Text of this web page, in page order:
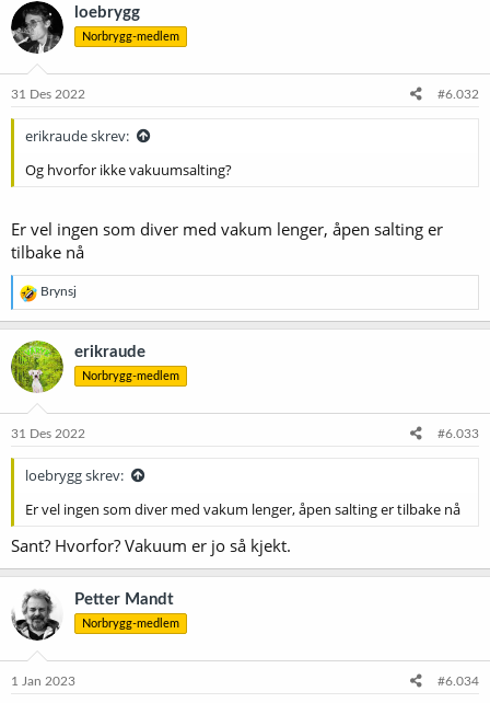
loebrygg
Norbrygg-medlem
31 Des 2022 #6.032
erikraude skrev:
Og hvorfor ikke vakuumsalting?
Er vel ingen som diver med vakum lenger, åpen salting er
tilbake nå
R
e
a
k
s
j
o
e
Brynsj
erikraude
Norbrygg-medlem
31 Des 2022 #6.033
loebrygg skrev:
Er vel ingen som diver med vakum lenger, åpen salting er tilbake nå
Sant? Hvorfor? Vakuum er jo så kjekt.
Petter Mandt
Norbrygg-medlem
1 Jan 2023 #6.034